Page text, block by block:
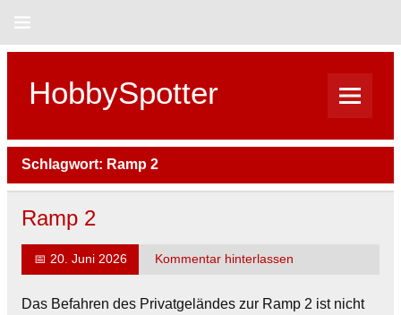
HobbySpotter
Schlagwort: Ramp 2
Ramp 2
📅 20. Juni 2026 Kommentar hinterlassen
Das Befahren des Privatgeländes zur Ramp 2 ist nicht